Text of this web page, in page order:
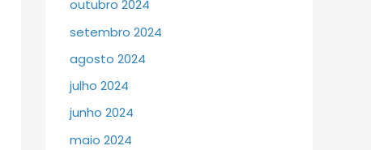
outubro 2024
setembro 2024
agosto 2024
julho 2024
junho 2024
maio 2024